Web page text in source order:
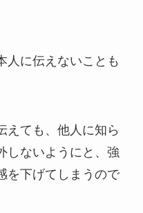
人に伝えないことも
えても、他人に知ら
しないようにと、強
を下げてしまうので